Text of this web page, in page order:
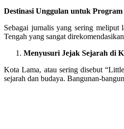
Destinasi Unggulan untuk
Sebagai jurnalis yang sering meliput
Tengah yang sangat
Menyusuri Jejak Sejarah di
Kota Lama, atau sering disebut
sejarah dan budaya. Bangunan-